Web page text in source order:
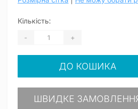
Кількість:
- +
ДО КОШИКА
ШВИДКЕ